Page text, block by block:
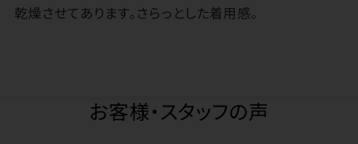
乾燥させてあります。さらっとした着用感。
お客様・スタッフの声